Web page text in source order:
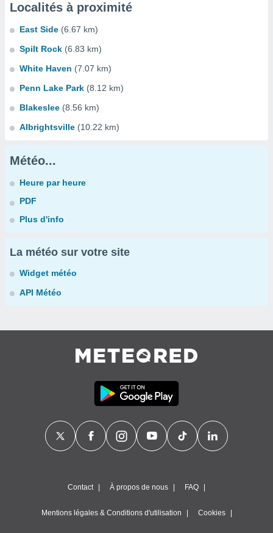
Localités à proximité
East Side (6.67 km)
Spilt Rock (6.83 km)
White Haven (7.07 km)
Penn Lake Park (8.12 km)
Blakeslee (8.56 km)
Albrightsville (10.22 km)
Météo...
Heure par heure
PDF
Plus d'info
La météo sur votre site
Widget météo
API Météo
Contact À propos de nous FAQ
Mentions légales & Conditions d'utilisation Cookies